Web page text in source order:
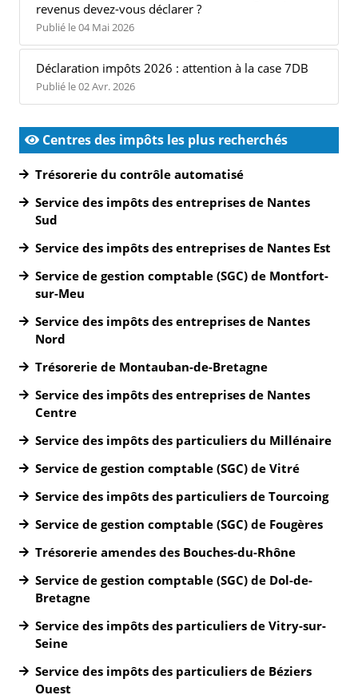
revenus devez-vous déclarer ?
Publié le 04 Mai 2026
Déclaration impôts 2026 : attention à la case 7DB
Publié le 02 Avr. 2026
Centres des impôts les plus recherchés
Trésorerie du contrôle automatisé
Service des impôts des entreprises de Nantes
Sud
Service des impôts des entreprises de Nantes Est
Service de gestion comptable (SGC) de Montfort-
sur-Meu
Service des impôts des entreprises de Nantes
Nord
Trésorerie de Montauban-de-Bretagne
Service des impôts des entreprises de Nantes
Centre
Service des impôts des particuliers du Millénaire
Service de gestion comptable (SGC) de Vitré
Service des impôts des particuliers de Tourcoing
Service de gestion comptable (SGC) de Fougères
Trésorerie amendes des Bouches-du-Rhône
Service de gestion comptable (SGC) de Dol-de-
Bretagne
Service des impôts des particuliers de Vitry-sur-
Seine
Service des impôts des particuliers de Béziers
Ouest